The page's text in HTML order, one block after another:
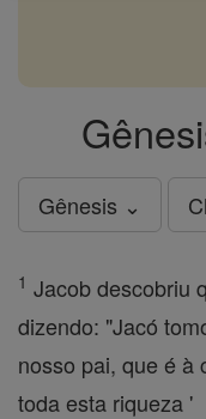
Gênesis ⌄
1 Jacob descobriu
dizendo: "Jacó
nosso pai, que é à
toda esta riqueza '